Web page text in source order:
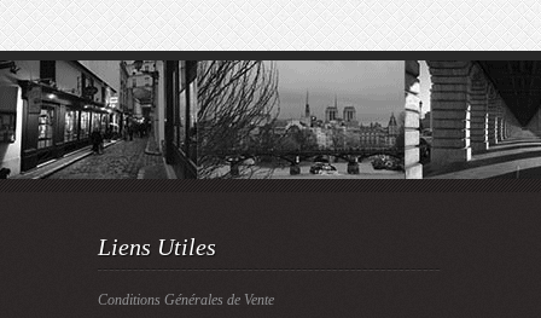
Liens Utiles
Conditions Générales de Vente